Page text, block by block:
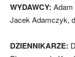
WYDAWCY: Adam
Jacek Adamczyk,
DZIENNIKARZE: